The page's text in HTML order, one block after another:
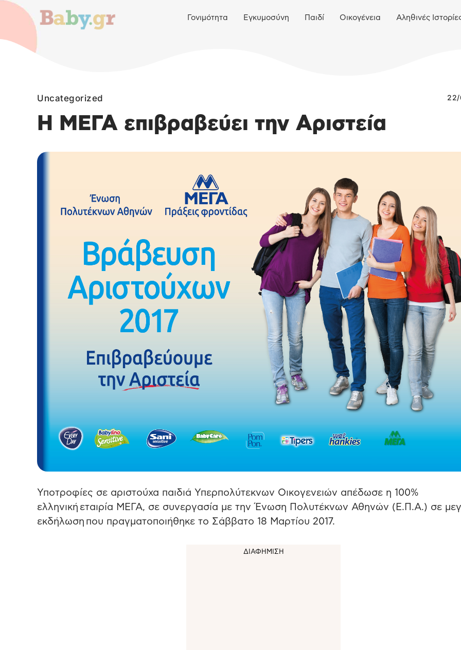
Γονιμότητα Εγκυμοσύνη Παιδί Οικογένεια Αληθινές
Uncategorized 22/
Η ΜΕΓΑ επιβραβεύει την Αριστεία
Υποτροφίες σε αριστούχα παιδιά Υπερπολύτεκνων Οικογενειών απέδωσε η 100%
ελληνική εταιρία ΜΕΓΑ, σε συνεργασία με την Ένωση Πολυτέκνων Αθηνών (Ε.Π.Α.) σε
εκδήλωση που πραγματοποιήθηκε το Σάββατο 18 Μαρτίου 2017.